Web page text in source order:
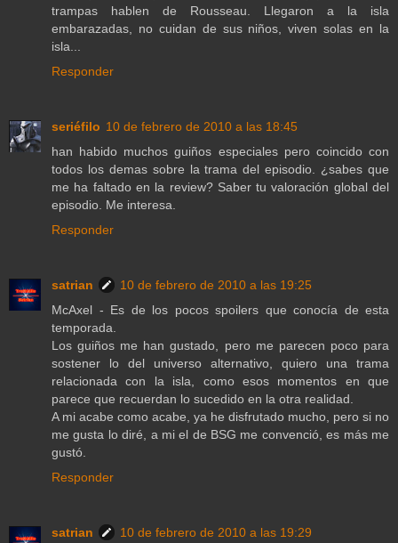
trampas hablen de Rousseau. Llegaron a la isla
embarazadas, no cuidan de sus niños, viven solas en la
isla...
Responder
seriéfilo 10 de febrero de 2010 a las 18:45
han habido muchos guiños especiales pero coincido con
todos los demas sobre la trama del episodio. ¿sabes que
me ha faltado en la review? Saber tu valoración global del
episodio. Me interesa.
Responder
satrian
10 de febrero de 2010 a las 19:25
McAxel - Es de los pocos spoilers que conocía de esta
temporada.
Los guiños me han gustado, pero me parecen poco para
sostener lo del universo alternativo, quiero una trama
relacionada con la isla, como esos momentos en que
parece que recuerdan lo sucedido en la otra realidad.
A mi acabe como acabe, ya he disfrutado mucho, pero si no
me gusta lo diré, a mi el de BSG me convenció, es más me
gustó.
Responder
satrian
10 de febrero de 2010 a las 19:29